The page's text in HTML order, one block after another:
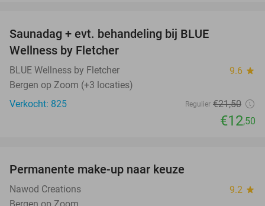
Saunadag + evt. behandeling bij BLUE
Wellness by Fletcher
BLUE Wellness by Fletcher 9.6 star
Bergen op Zoom (+3 locaties)
Verkocht: 825
Regulier €21,50
€12,50
Permanente make-up naar keuze
Nawod Creations 9.2 star